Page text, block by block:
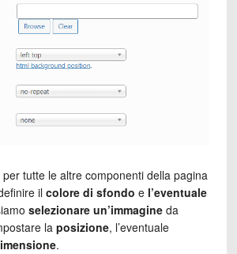
tutte le altre componenti della pagina
il colore di sfondo e l’eventuale
selezionare un’immagineda
la posizione, l’eventuale
.